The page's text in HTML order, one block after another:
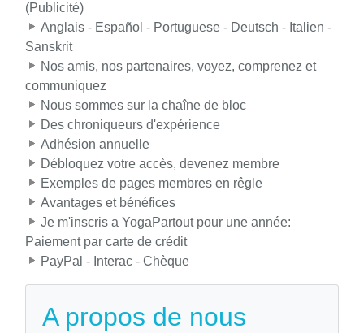
(Publicité)
Anglais - Español - Portuguese - Deutsch - Italien -
Sanskrit
Nos amis, nos partenaires, voyez, comprenez et
communiquez
Nous sommes sur la chaîne de bloc
Des chroniqueurs d'expérience
Adhésion annuelle
Débloquez votre accès, devenez membre
Exemples de pages membres en rêgle
Avantages et bénéfices
Je m'inscris a YogaPartout pour une année:
Paiement par carte de crédit
PayPal - Interac - Chèque
A propos de nous